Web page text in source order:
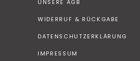
UNSERE AGB
WIDERRUF & RÜCKGABE
DATENSCHUTZERKLÄRUNG
IMPRESSUM